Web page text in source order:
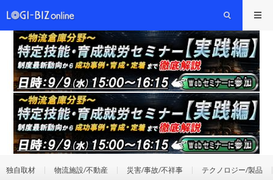
独自取材 物流施設/不動産 災害/事故/不祥事 テクノロジー/製品